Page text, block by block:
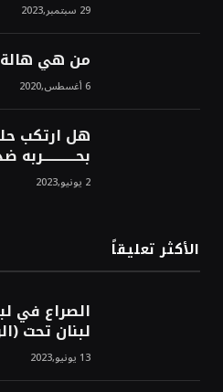
29 سبتمبر,2023
من هي هالة
6 أغسطس,2020
هل ارتكب
روسيا
محسن 2 يونيو,2023
الأكثر تعليقاً
الصراع في
لبنان تحت
من سيخرج
محمد محسن13 يونيو,2023